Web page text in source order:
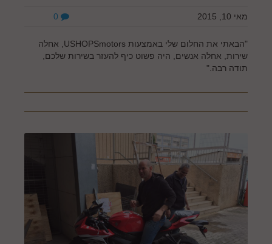
מאי 10, 2015
"הבאתי את החלום שלי באמצעות USHOPSmotors, אחלה
שירות, אחלה אנשים, היה פשוט כיף להעזר בשירות שלכם,
תודה רבה."